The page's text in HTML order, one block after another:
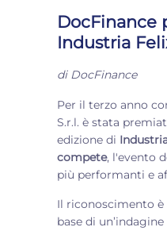
DocFinance
Industria
di DocFinance
Per il terzo anno
S.r.l. è stata
edizione di
compete, l'evento
più performanti e
Il riconoscimento è
base di